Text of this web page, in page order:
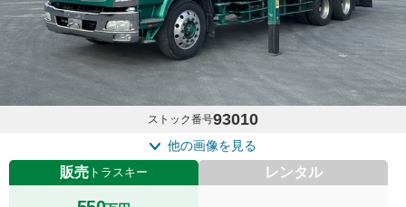
ストック番号93010
他の画像を見る
販売 トラスキー レンタル